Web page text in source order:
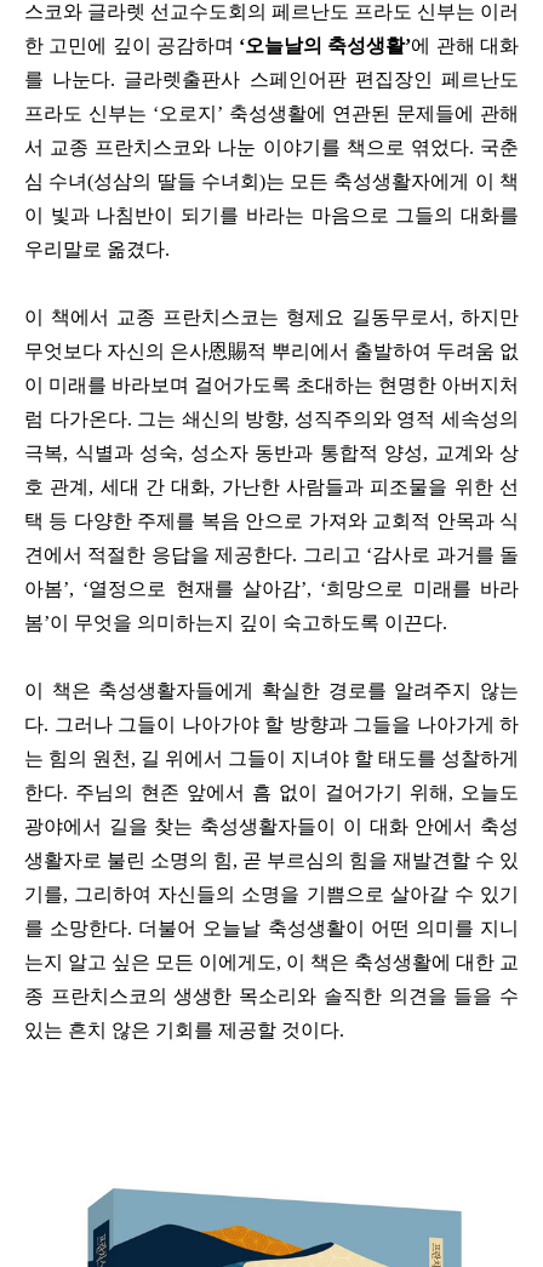
스코와 글라렛 선교수도회의 페르난도 프라도 신부는 이러
한 고민에 깊이 공감하며 ‘오늘날의 축성생활’에 관해 대화
를 나눈다. 글라렛출판사 스페인어판 편집장인 페르난도
프라도 신부는 ‘오로지 ’ 축성생활에 연관된 문제들에 관해
서 교종 프란치스코와 나눈 이야기를 책으로 엮었다. 국춘
심 수녀(성삼의 딸들 수녀회 )는 모든 축성생활자에게 이 책
이 빛과 나침반이 되기를 바라는 마음으로 그들의 대화를
우리말로 옮겼다.
이 책에서 교종 프란치스코는 형제요 길동무로서 , 하지만
무엇보다 자신의 은사恩賜적 뿌리에서 출발하여 두려움 없
이 미래를 바라보며 걸어가도록 초대하는 현명한 아버지처
럼 다가온다. 그는 쇄신의 방향, 성직주의와 영적 세속성의
극복, 식별과 성숙, 성소자 동반과 통합적 양성, 교계와 상
호 관계 , 세대 간 대화, 가난한 사람들과 피조물을 위한 선
택 등 다양한 주제를 복음 안으로 가져와 교회적 안목과 식
견에서 적절한 응답을 제공한다. 그리고 ‘감사로 과거를 돌
아봄’, ‘열정으로 현재를 살아감’, ‘희망으로 미래를 바라
봄’이 무엇을 의미하는지 깊이 숙고하도록 이끈다.
이 책은 축성생활자들에게 확실한 경로를 알려주지 않는
다. 그러나 그들이 나아가야 할 방향과 그들을 나아가게 하
는 힘의 원천 , 길 위에서 그들이 지녀야 할 태도를 성찰하게
한다. 주님의 현존 앞에서 흠 없이 걸어가기 위해 , 오늘도
광야에서 길을 찾는 축성생활자들이 이 대화 안에서 축성
생활자로 불린 소명의 힘, 곧 부르심의 힘을 재발견할 수 있
기를, 그리하여 자신들의 소명을 기쁨으로 살아갈 수 있기
를 소망한다. 더불어 오늘날 축성생활이 어떤 의미를 지니
는지 알고 싶은 모든 이에게도, 이 책은 축성생활에 대한 교
종 프란치스코의 생생한 목소리와 솔직한 의견을 들을 수
있는 흔치 않은 기회를 제공할 것이다.